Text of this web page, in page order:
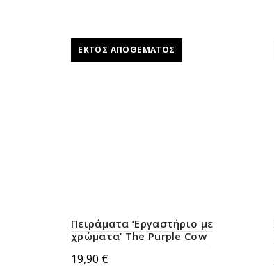
ΕΚΤΌΣ ΑΠΟΘΈΜΑΤΟΣ
Πειράματα ‘Εργαστήριο με
χρώματα’ The Purple Cow
19,90 €